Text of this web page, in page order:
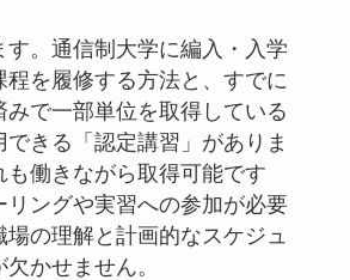
す。通信制大学に編入・入学
程を履修する方法と、すでに
みで一部単位を取得している
できる「認定講習」がありま
も働きながら取得可能です
リングや実習への参加が必要
場の理解と計画的なスケジュ
かせません。